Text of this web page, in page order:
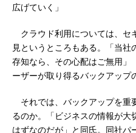
広げていく」
クラウド利用については、セ
見というところもある。「当
存知なら、その心配はご無用」
ーザーが取り得るバックアップ
それでは、バックアップを重
るのか。「ビジネスの情報が大
はずなのだが」と同氏。同社パ